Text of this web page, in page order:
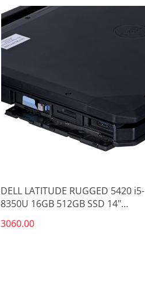
DELL LATITUDE RUGGED 5420 i5-
8350U 16GB 512GB SSD 14"
Win11pro + zasilacz UŻYWANY
3060.00